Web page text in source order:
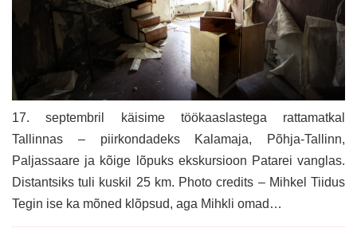
17. septembril käisime töökaaslastega rattamatkal
Tallinnas – piirkondadeks Kalamaja, Põhja-Tallinn,
Paljassaare ja kõige lõpuks ekskursioon Patarei vanglas.
Distantsiks tuli kuskil 25 km. Photo credits – Mihkel Tiidus
Tegin ise ka mõned klõpsud, aga Mihkli omad…